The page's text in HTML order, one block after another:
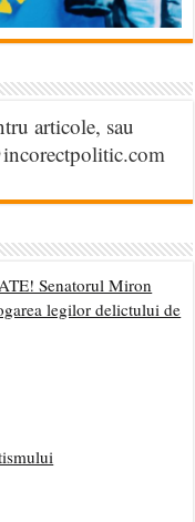
articole, sau
Senatorul Miron
legilor delictului de